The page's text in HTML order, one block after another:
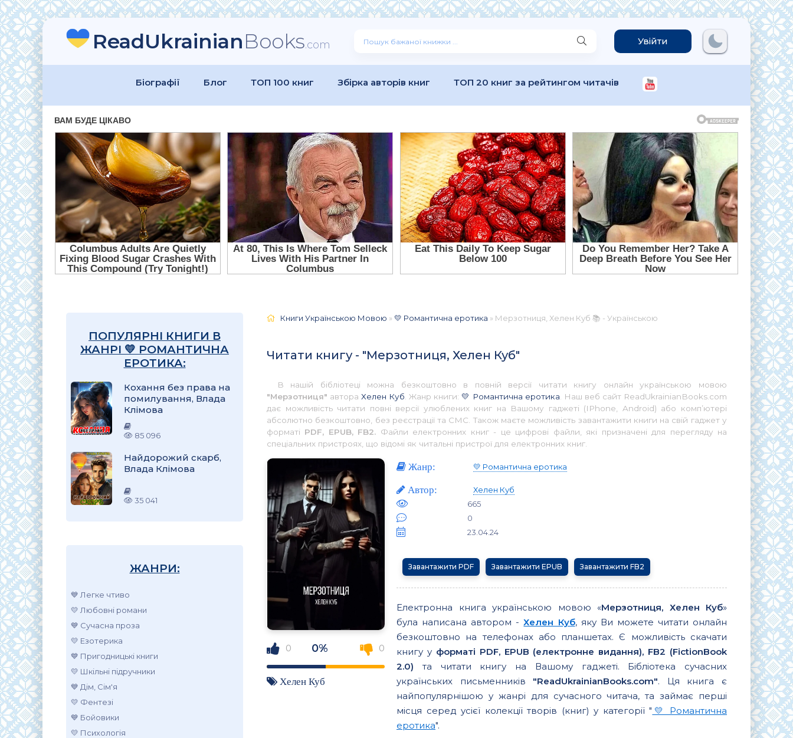
ReadUkrainianBooks.com Увійти
Біографії Блог ТОП 100 книг Збірка авторів книг ТОП 20 книг за рейтингом читачів
ПОПУЛЯРНІ КНИГИ В
ЖАНРІ 💛 РОМАНТИЧНА
ЕРОТИКА:
Кохання без права на
помилування, Влада
Клімова
85 096
Найдорожий скарб,
Влада Клімова
35 041
ЖАНРИ:
💙 Легке чтиво
💛 Любовні романи
💙 Сучасна проза
💛 Езотерика
💙 Пригодницькі книги
💛 Шкільні підручники
💙 Дім, Сім'я
💛 Фентезі
💙 Бойовики
💛 Психологія
Книги Українською Мовою »💛 Романтична еротика » Мерзотниця, Хелен Куб 📚 - Українською
Читати книгу - "Мерзотниця, Хелен Куб"
В нашій бібліотеці можна безкоштовно в повній версії читати книгу онлайн українською мовою
"Мерзотниця" автораХелен Куб . Жанр книги:💛 Романтична еротика . Наш веб сайт ReadUkrainianBooks.com
дає можливість читати повні версії улюблених книг на Вашому гаджеті (IPhone, Android) або комп’ютері
абсолютно безкоштовно, без реєстрації та СМС. Також маєте можливість завантажити книги на свій гаджет у
форматі PDF, EPUB, FB2. Файли електронних книг - це цифрові файли, які призначені для перегляду на
спеціальних пристроях, що відомі як читальні пристрої для електронних книг.
0 0% 0
Хелен Куб
Жанр: 💛 Романтична еротика
Автор:
Хелен Куб
665
0
23.04.24
Завантажити PDF Завантажити EPUB Завантажити FB2
Електронна книга українською мовою «Мерзотниця, Хелен Куб»
була написана автором -Хелен Куб, яку Ви можете читати онлайн
безкоштовно на телефонах або планшетах. Є можливість скачати
книгу у форматі PDF, EPUB (електронне видання), FB2 (FictionBook
2.0) та читати книгу на Вашому гаджеті. Бібліотека сучасних
українських письменників "ReadUkrainianBooks.com". Ця книга є
найпопулярнішою у жанрі для сучасного читача, та займає перші
місця серед усієї колекції творів (книг) у категорії " 💛 Романтична
еротика".